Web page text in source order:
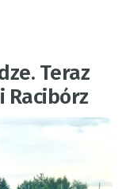
Teraz
Racibórz